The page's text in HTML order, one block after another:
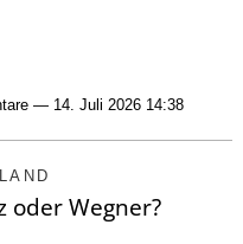
— 14. Juli 2026 14:38
oder Wegner?